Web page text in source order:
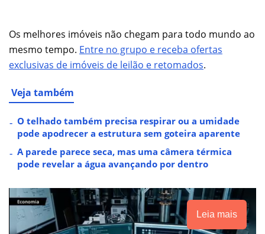
Os melhores imóveis não chegam para todo mundo ao
mesmo tempo. Entre no grupo e receba ofertas
exclusivas de imóveis de leilão e retomados.
Veja também
O telhado também precisa respirar ou a umidade
pode apodrecer a estrutura sem goteira aparente
A parede parece seca, mas uma câmera térmica
pode revelar a água avançando por dentro
Leia mais